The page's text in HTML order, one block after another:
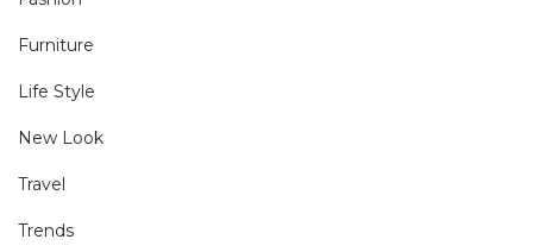
Furniture
Life Style
New Look
Travel
Trends